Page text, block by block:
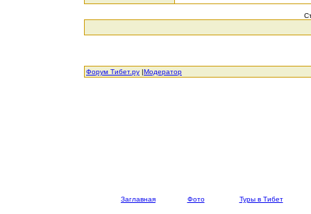
Форум Тибет.ру |Модератор
Заглавная Фото Туры в Тибет